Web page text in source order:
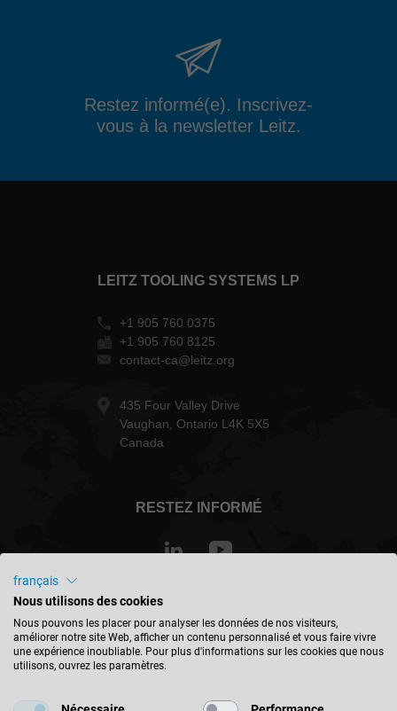
Restez informé(e). Inscrivez-
vous à la newsletter Leitz.
LEITZ TOOLING SYSTEMS LP
+1 905 760 0375
+1 905 760 8125
contact-ca@leitz.org
435 Four Valley Drive
Vaughan, Ontario L4K 5X5
Canada
RESTEZ INFORMÉ
Canada - français
TROUVER UN EMPLACEMENT
français
Nous utilisons des cookies
Nous pouvons les placer pour analyser les données de nos visiteurs,
améliorer notre site Web, afficher un contenu personnalisé et vous faire vivre
une expérience inoubliable. Pour plus d'informations sur les cookies que nous
utilisons, ouvrez les paramètres.